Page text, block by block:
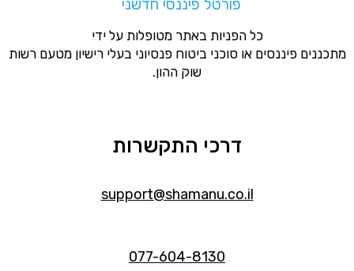
פורטל פיננסי חדשני
כל הפניות באתר מטופלות על ידי
מתכננים פיננסים או סוכני ביטוח פנסיוני בעלי רישיון מטעם רשות
שוק ההון.
דרכי התקשרות
support@shamanu.co.il
077-604-8130